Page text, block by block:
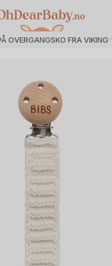
OVERGANGSKO FRA VIKING